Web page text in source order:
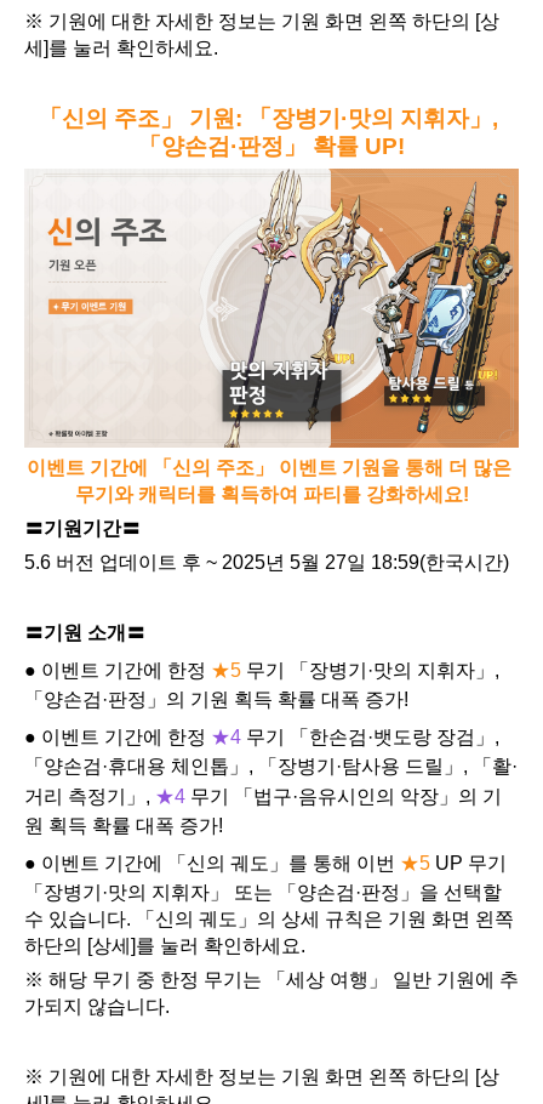
※ 기원에 대한 자세한 정보는 기원 화면 왼쪽 하단의 [상
세]를 눌러 확인하세요.
「신의 주조」 기원: 「장병기·맛의 지휘자」,
「양손검·판정」 확률 UP!
이벤트 기간에 「신의 주조」 이벤트 기원을 통해 더 많은
무기와 캐릭터를 획득하여 파티를 강화하세요!
〓기원기간〓
5.6 버전 업데이트 후 ~ 2025년 5월 27일 18:59(한국시간)
〓기원 소개〓
● 이벤트 기간에 한정 ★5 무기 「장병기·맛의 지휘자」,
「양손검·판정」의 기원 획득 확률 대폭 증가!
● 이벤트 기간에 한정 ★4 무기 「한손검·뱃도랑 장검」,
「양손검·휴대용 체인톱」, 「장병기·탐사용 드릴」, 「활·
거리 측정기」, ★4 무기 「법구·음유시인의 악장」의 기
원 획득 확률 대폭 증가!
● 이벤트 기간에 「신의 궤도」를 통해 이번 ★5 UP 무기
「장병기·맛의 지휘자」 또는 「양손검·판정」을 선택할
수 있습니다. 「신의 궤도」의 상세 규칙은 기원 화면 왼쪽
하단의 [상세]를 눌러 확인하세요.
※ 해당 무기 중 한정 무기는 「세상 여행」 일반 기원에 추
가되지 않습니다.
※ 기원에 대한 자세한 정보는 기원 화면 왼쪽 하단의 [상